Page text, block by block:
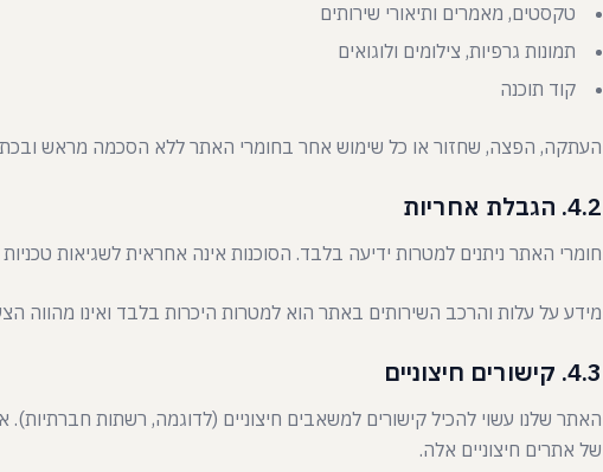
טקסטים, מאמרים ותיאורי שירותים
תמונות גרפיות, צילומים ולוגואים
קוד תוכנה
העתקה, הפצה, שחזור או כל שימוש אחר בחומרי האתר ללא הסכמה מראש
4.2. הגבלת אחריות
חומרי האתר ניתנים למטרות ידיעה בלבד. הסוכנות אינה אחראית לשגיאות
מידע על עלות והרכב השירותים באתר הוא למטרות היכרות בלבד ואינו מהווה
4.3. קישורים חיצוניים
האתר שלנו עשוי להכיל קישורים למשאבים חיצוניים (לדוגמה, רשתות חברתיות).
של אתרים חיצוניים אלה.